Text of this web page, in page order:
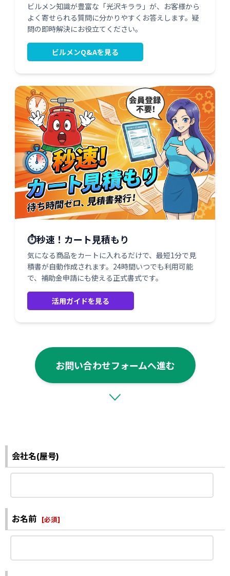
ビルメン知識が豊富な「光沢キララ」が、お客様から
よく寄せられる質問に分かりやすくお答えします。疑
問の即時解決にお役立てください。
ビルメンQ&Aを見る
⏱️秒速！カート見積もり
気になる商品をカートに入れるだけで、最短1分で見
積書が自動作成されます。24時間いつでも利用可能
で、補助金申請にも使える正式書式です。
活用ガイドを見る
お問い合わせフォームへ進む
会社名(屋号)
お名前 [必須]